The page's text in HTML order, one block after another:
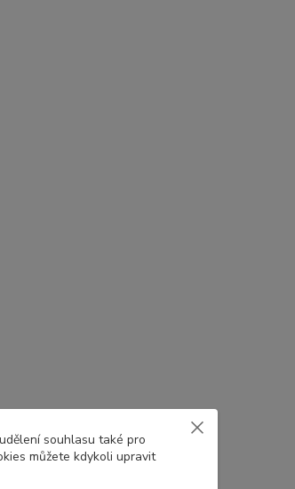
souhlasu také pro
můžete kdykoli upravit